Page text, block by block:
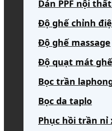
Dán PPF nội
Độ ghế chỉnh
Độ ghế massage
Độ quạt mát
Bọc trần
Bọc da taplo
Phục hồi trần nỉ